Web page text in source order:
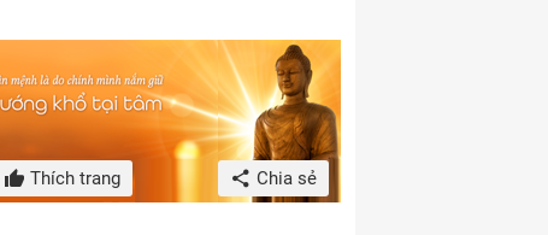
Thích trang Chia sẻ